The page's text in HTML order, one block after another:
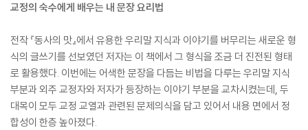
교정의 숙수에게 배우는 내 문장 요리법
전작 『동사의 맛』에서 유용한 우리말 지식과 이야기를 버무리는 새로운 형
식의 글쓰기를 선보였던 저자는 이 책에서 그 형식을 조금 더 진전된 형태
로 활용했다. 이번에는 어색한 문장을 다듬는 비법을 다루는 우리말 지식
부분과 외주 교정자와 저자가 등장하는 이야기 부분을 교차시켰는데, 두
대목이 모두 교정 교열과 관련된 문제의식을 담고 있어서 내용 면에서 정
합성이 한층 높아졌다.